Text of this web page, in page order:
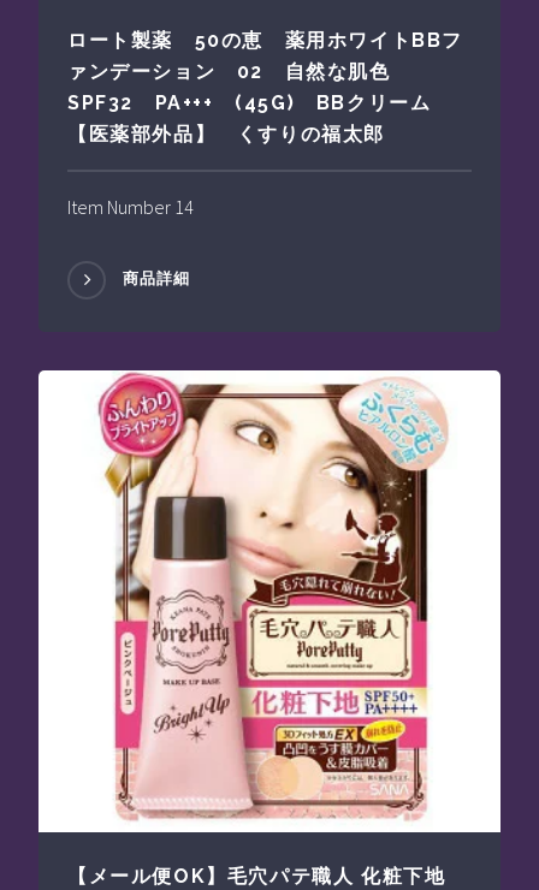
ロート製薬 50の恵 薬用ホワイトBBフ
ァンデーション 02 自然な肌色
SPF32 PA+++ (45G) BBクリーム
【医薬部外品】 くすりの福太郎
Item Number 14
商品詳細
【メール便OK】毛穴パテ職人 化粧下地